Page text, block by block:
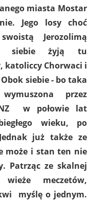
miasta Mostar
Jego losy choć
Jerozolimą
siebie żyją tu
katoliccy Chorwaci i
siebie - bo taka
przez
w połowie lat
wieku, po
już także ze
może i stan ten nie
Patrząc ze skalnej
meczetów,
myślę o jednym.